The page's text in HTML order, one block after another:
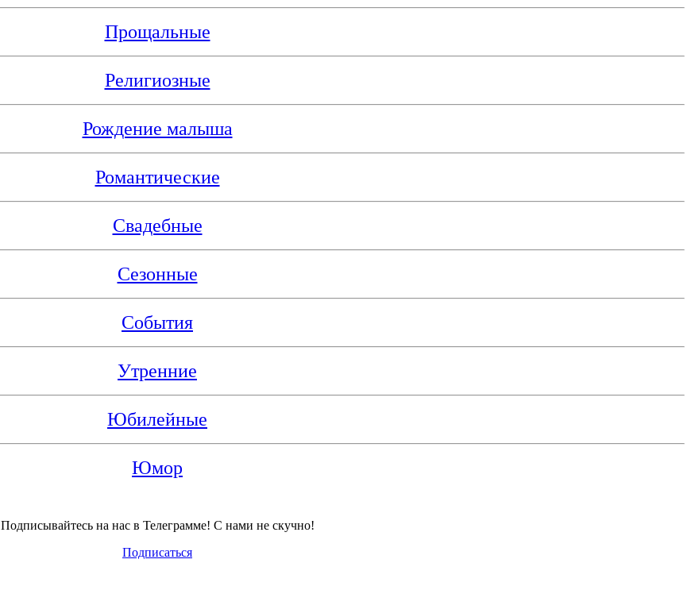
Прощальные
Религиозные
Рождение малыша
Романтические
Свадебные
Сезонные
События
Утренние
Юбилейные
Юмор
Подписывайтесь на нас в Телеграмме! С нами не скучно!
Подписаться